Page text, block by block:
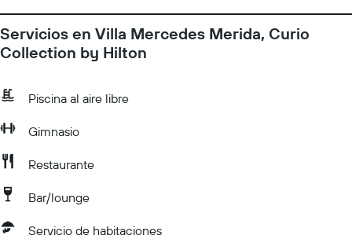
Servicios en Villa Mercedes Merida, Curio
Collection by Hilton
Piscina al aire libre
Gimnasio
Restaurante
Bar/lounge
Servicio de habitaciones